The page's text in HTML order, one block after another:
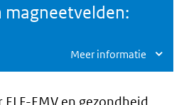
magneetvelden:
Meer informatie
EMV en gezondheid